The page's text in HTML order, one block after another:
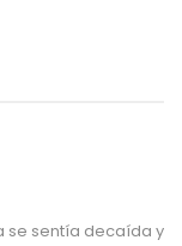
se sentía decaída y